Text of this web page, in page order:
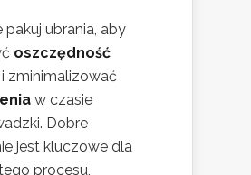
pakuj ubrania, aby
oszczędność
i zminimalizować
w czasie
Dobre
jest kluczowe dla
procesu,